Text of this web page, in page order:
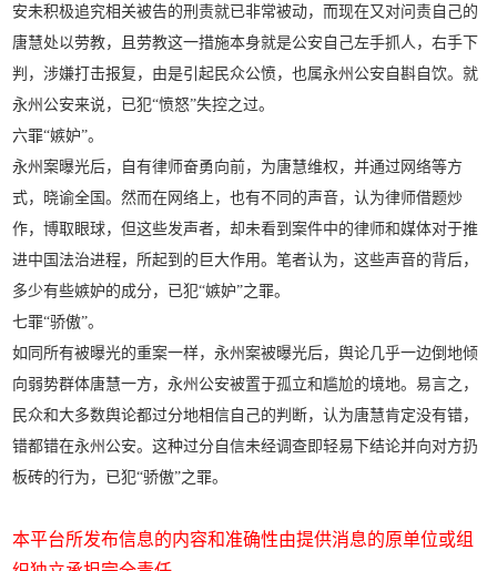
安未积极追究相关被告的刑责就已非常被动，而现在又对问责自己的
唐慧处以劳教，且劳教这一措施本身就是公安自己左手抓人，右手下
判，涉嫌打击报复，由是引起民众公愤，也属永州公安自斟自饮。就
永州公安来说，已犯“愤怒”失控之过。
六罪“嫉妒”。
永州案曝光后，自有律师奋勇向前，为唐慧维权，并通过网络等方
式，晓谕全国。然而在网络上，也有不同的声音，认为律师借题炒
作，博取眼球，但这些发声者，却未看到案件中的律师和媒体对于推
进中国法治进程，所起到的巨大作用。笔者认为，这些声音的背后，
多少有些嫉妒的成分，已犯“嫉妒”之罪。
七罪“骄傲”。
如同所有被曝光的重案一样，永州案被曝光后，舆论几乎一边倒地倾
向弱势群体唐慧一方，永州公安被置于孤立和尴尬的境地。易言之，
民众和大多数舆论都过分地相信自己的判断，认为唐慧肯定没有错，
错都错在永州公安。这种过分自信未经调查即轻易下结论并向对方扔
板砖的行为，已犯“骄傲”之罪。
本平台所发布信息的内容和准确性由提供消息的原单位或组